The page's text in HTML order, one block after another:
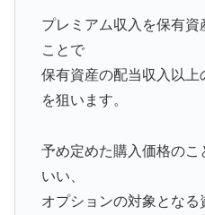
プレミアム収入を保有
ことで
保有資産の配当収入以
を狙います。
予め定めた購入価格のこ
いい、
オプションの対象となる